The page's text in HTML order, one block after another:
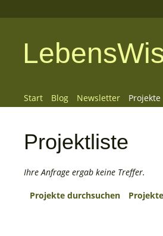
Start Blog Newsletter Projekte
Projektliste
Ihre Anfrage ergab keine Treffer.
Projekte durchsuchen